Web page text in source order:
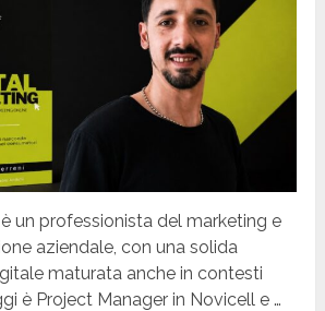
un professionista del marketing e
aziendale, con una solida
maturata anche in contesti
è Project Manager in Novicell e …